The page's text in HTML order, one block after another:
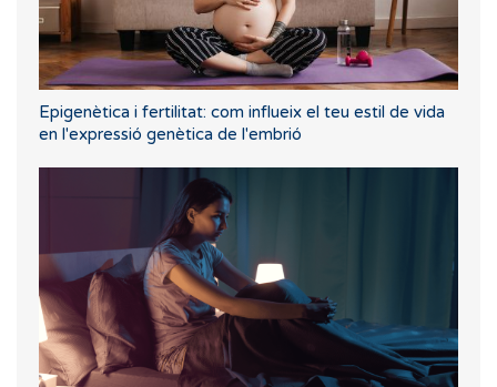
Epigenètica i fertilitat: com influeix el teu estil de vida
en l'expressió genètica de l'embrió